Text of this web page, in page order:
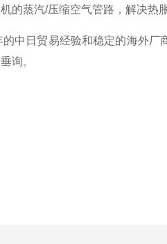
蒸汽/压缩空气管路，解决热
中日贸易经验和稳定的海外厂
询。